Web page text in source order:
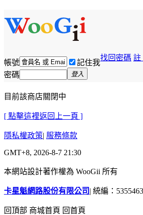
帳號 記住我
找回密碼
密碼 登入
目前該商店關閉中
[ 點擊這裡返回上一頁 ]
隱私權政策| 服務條款
GMT+8, 2026-8-7 21:30
本網站設計著作權為 WooGii 所有
卡星魁網路股份有限公司 | 統編：
回頂部 商城首頁 回首頁